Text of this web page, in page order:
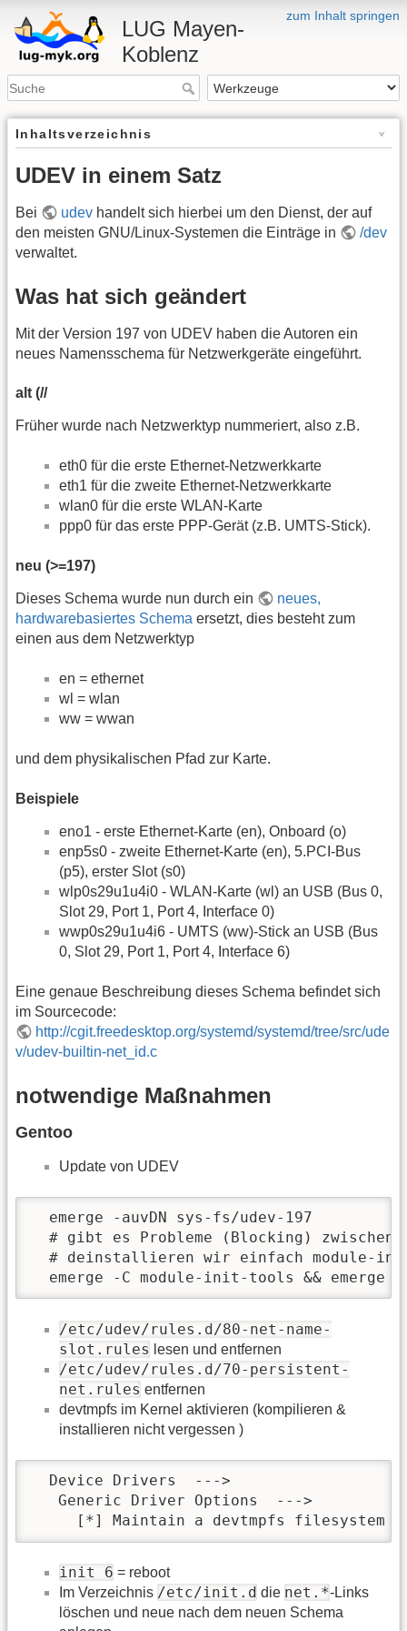
zum Inhalt springen
LUG Mayen-
Koblenz
Inhaltsverzeichnis
UDEV in einem Satz
Bei udev handelt sich hierbei um den Dienst, der auf
den meisten GNU/Linux-Systemen die Einträge in
/dev
verwaltet.
Was hat sich geändert
Mit der Version 197 von UDEV haben die Autoren ein
neues Namensschema für Netzwerkgeräte eingeführt.
alt (//
Früher wurde nach Netzwerktyp nummeriert, also z.B.
eth0 für die erste Ethernet-Netzwerkkarte
eth1 für die zweite Ethernet-Netzwerkkarte
wlan0 für die erste WLAN-Karte
ppp0 für das erste PPP-Gerät (z.B. UMTS-Stick).
neu (>=197)
Dieses Schema wurde nun durch ein
neues,
hardwarebasiertes Schema ersetzt, dies besteht zum
einen aus dem Netzwerktyp
en = ethernet
wl = wlan
ww = wwan
und dem physikalischen Pfad zur Karte.
Beispiele
eno1 - erste Ethernet-Karte (en), Onboard (o)
enp5s0 - zweite Ethernet-Karte (en), 5.PCI-Bus
(p5), erster Slot (s0)
wlp0s29u1u4i0 - WLAN-Karte (wl) an USB (Bus 0,
Slot 29, Port 1, Port 4, Interface 0)
wwp0s29u1u4i6 - UMTS (ww)-Stick an USB (Bus
0, Slot 29, Port 1, Port 4, Interface 6)
Eine genaue Beschreibung dieses Schema befindet sich
im Sourcecode:
http://cgit.freedesktop.org/systemd/systemd/tree/src/ude
v/udev-builtin-net_id.c
notwendige Maßnahmen
Gentoo
Update von UDEV
  emerge -auvDN sys-fs/udev-197
# gibt es Probleme (Blocking) zwischen
# deinstallieren wir einfach module-
emerge -C module-init-tools && emerge
/etc/udev/rules.d/80-net-name-
slot.rules lesen und entfernen
/etc/udev/rules.d/70-persistent-
net.rules entfernen
devtmpfs im Kernel aktivieren (kompilieren &
installieren nicht vergessen )
  Device Drivers  --->
   Generic Driver Options  --->
[*] Maintain a devtmpfs filesystem
init 6 = reboot
Im Verzeichnis /etc/init.d die net.*-Links
löschen und neue nach dem neuen Schema